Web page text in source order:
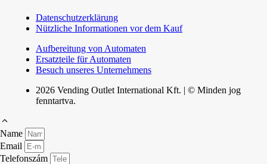
Datenschutzerklärung
Nützliche Informationen vor dem Kauf
Aufbereitung von Automaten
Ersatzteile für Automaten
Besuch unseres Unternehmens
2026 Vending Outlet International Kft. | © Minden jog
fenntartva.
Name
Email
Telefonszám